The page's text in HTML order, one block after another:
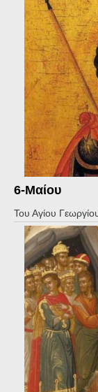
6-Μαίου
Του Αγίου